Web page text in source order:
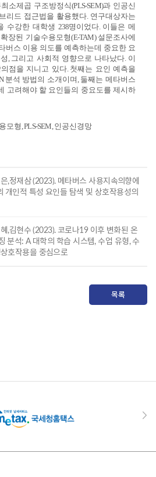
소제곱 구조방정식(PLS-SEM)과 인공신
리드 접근법을 활용했다. 연구대상자는
수강한 대학생 238명이었다. 이들은 메
장된 기술수용모형(E-TAM) 설문조사에
버스 이용 의도를 예측하는데 중요한 요
, 그리고 사회적 영향으로 나타났다. 이
점을 지니고 있다. 첫째는 요인 예측을
분석 방법의 소개이며 , 둘째는 메타버스
고려해야 할 요인들의 중요도를 제시하
모형 , PLS-SEM,인공신경망
,정재삼 (2023). 메타버스 사용지속의향에
개인적 특성 요인들 탐색 및 상호작용성의
,김현수 (2023). 코로나19 이후 변화된 온
분석: A 대학의 학습 시스템, 수업 유형, 수
호작용을 중심으로
목록